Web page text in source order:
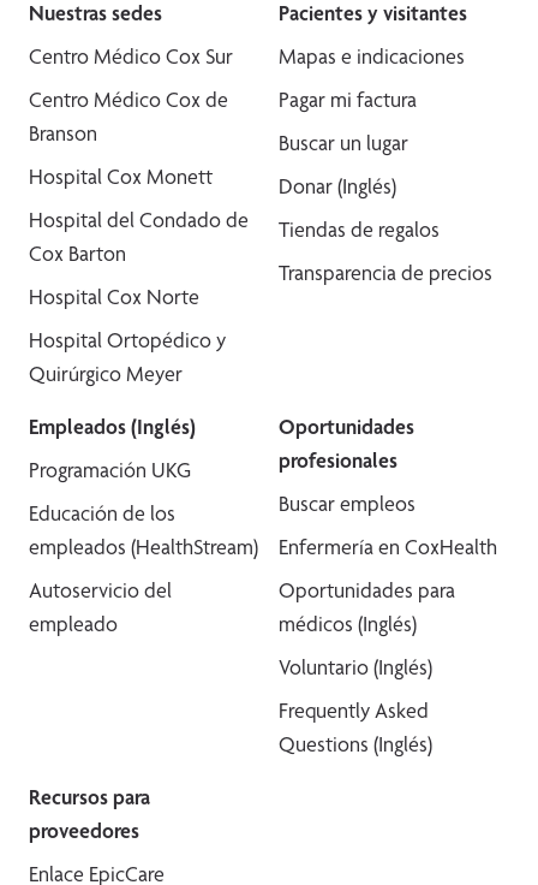
Nuestras sedes
Centro Médico Cox Sur
Centro Médico Cox de
Branson
Hospital Cox Monett
Hospital del Condado de
Cox Barton
Hospital Cox Norte
Hospital Ortopédico y
Quirúrgico Meyer
Pacientes y visitantes
Mapas e indicaciones
Pagar mi factura
Buscar un lugar
Donar (Inglés)
Tiendas de regalos
Transparencia de precios
Empleados (Inglés)
Programación UKG
Educación de los
empleados (HealthStream)
Autoservicio del
empleado
Oportunidades
profesionales
Buscar empleos
Enfermería en CoxHealth
Oportunidades para
médicos (Inglés)
Voluntario (Inglés)
Frequently Asked
Questions (Inglés)
Recursos para
proveedores
Enlace EpicCare